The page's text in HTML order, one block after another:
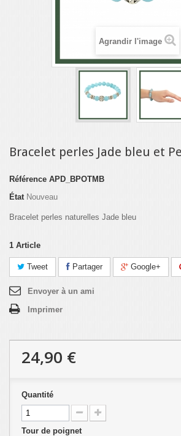
Agrandir l'image
Bracelet perles Jade bleu et
Référence APD_BPOTMB
État Nouveau
Bracelet perles naturelles Jade bleu
1 Article
Tweet Partager Google+
Envoyer à un ami
Imprimer
24,90 €
Quantité
Tour de poignet